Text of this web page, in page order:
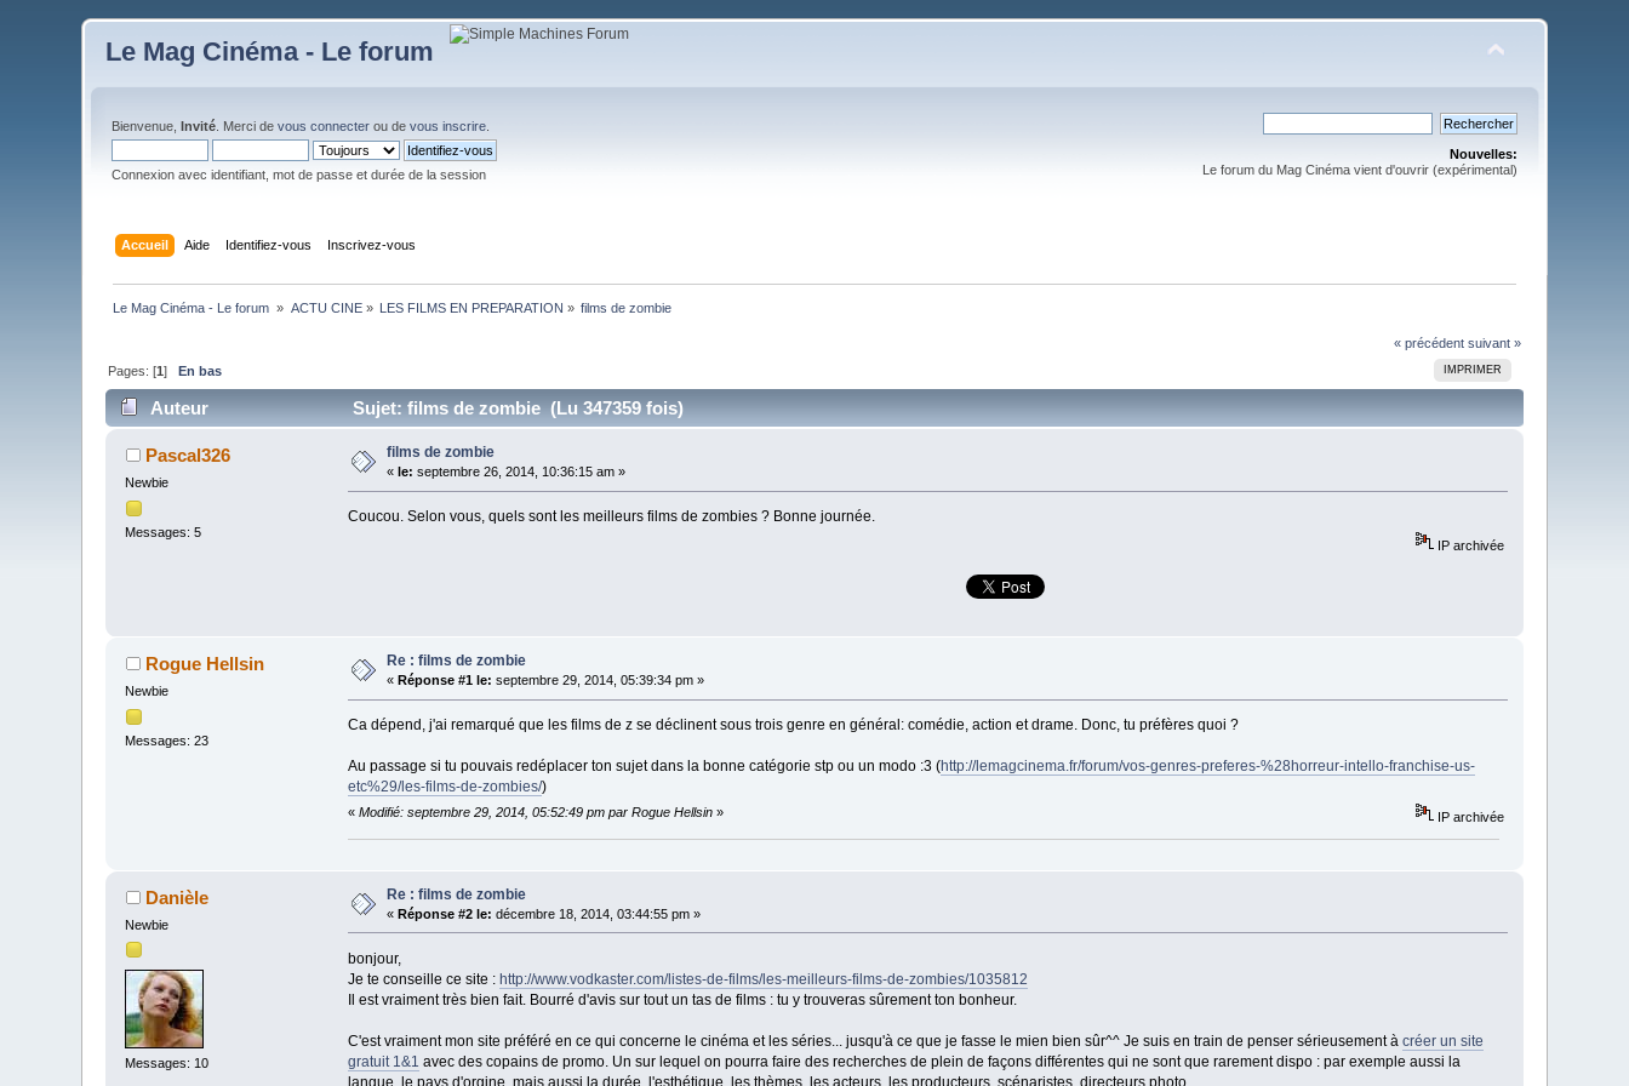
Le Mag Cinéma - Le forum
Bienvenue,Invité . Merci devous connecter ou devous inscrire
Connexion avec identifiant, mot de passe et durée de la session
Nouvelles:
Le forum du Mag Cinéma vient d'ouvrir (expérimental)
Accueil Aide Identifiez-vous Inscrivez-vous
Le Mag Cinéma - Le forum » ACTU CINE» LES FILMS EN PREPARATION » films de zombie
« précédent suivant »
IMPRIMER
Pages: [1]En bas
Auteur Sujet: films de zombie (Lu 347359 fois)
Pascal326
Newbie
Messages: 5
films de zombie
« le: septembre 26, 2014, 10:36:15 am »
Coucou. Selon vous, quels sont les meilleurs films de zombies ? Bonne journée.
IP archivée
Rogue Hellsin
Newbie
Messages: 23
Re : films de zombie
« Réponse #1 le: septembre 29, 2014, 05:39:34 pm »
Ca dépend, j'ai remarqué que les films de z se déclinent sous trois genre en général: comédie, action et drame. Donc, tu préfères quoi ?
Au passage si tu pouvais redéplacer ton sujet dans la bonne catégorie stp ou un modo :3 (http://lemagcinema.fr/forum/vos-genres-preferes-%28horreur-intello-franchise-us-
etc%29/les-films-de-zombies/)
« Modifié: septembre 29, 2014, 05:52:49 pm par Rogue Hellsin» IP archivée
Danièle
Newbie
Messages: 10
Re : films de zombie
«Réponse #2 le: décembre 18, 2014, 03:44:55 pm »
bonjour,
Je te conseille ce site : http://www.vodkaster.com/listes-de-films/les-meilleurs-films-de-zombies/1035812
Il est vraiment très bien fait. Bourré d'avis sur tout un tas de films : tu y trouveras sûrement ton bonheur.
C'est vraiment mon site préféré en ce qui concerne le cinéma et les séries... jusqu'à ce que je fasse le mien bien sûr^^ Je suis en train de penser sérieusement à créer un site
gratuit 1&1 avec des copains de promo. Un sur lequel on pourra faire des recherches de plein de façons différentes qui ne sont que rarement dispo : par exemple aussi la
langue, le pays d'orgine, mais aussi la durée, l'esthétique, les thèmes, les acteurs, les producteurs, scénaristes, directeurs photo...